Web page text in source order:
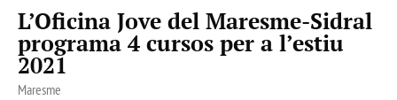
L’Oficina Jove del Maresme-Sidral
programa 4 cursos per a l’estiu
2021
Maresme